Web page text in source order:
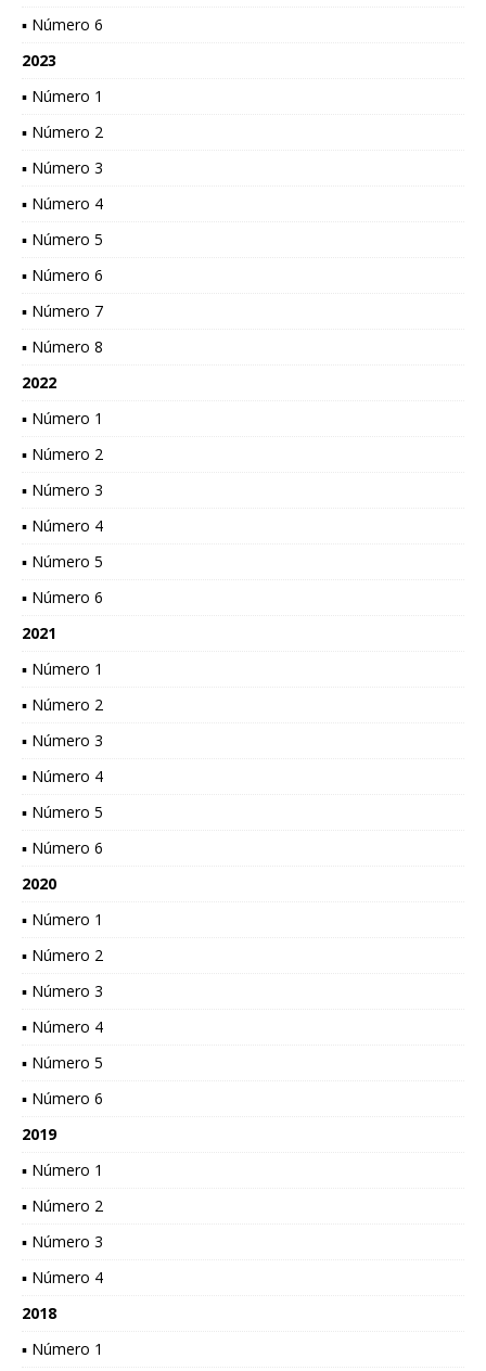
▪ Número 6
2023
▪ Número 1
▪ Número 2
▪ Número 3
▪ Número 4
▪ Número 5
▪ Número 6
▪ Número 7
▪ Número 8
2022
▪ Número 1
▪ Número 2
▪ Número 3
▪ Número 4
▪ Número 5
▪ Número 6
2021
▪ Número 1
▪ Número 2
▪ Número 3
▪ Número 4
▪ Número 5
▪ Número 6
2020
▪ Número 1
▪ Número 2
▪ Número 3
▪ Número 4
▪ Número 5
▪ Número 6
2019
▪ Número 1
▪ Número 2
▪ Número 3
▪ Número 4
2018
▪ Número 1